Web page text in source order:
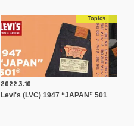
Topics
2022.3.10
Levi's (LVC) 1947 “JAPAN” 501